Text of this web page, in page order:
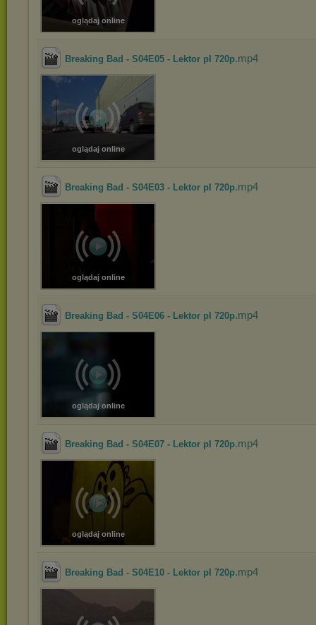
oglądaj online
Breaking Bad - S04E05 - Lektor pl 720p.mp4
oglądaj online
Breaking Bad - S04E03 - Lektor pl 720p.mp4
oglądaj online
Breaking Bad - S04E06 - Lektor pl 720p.mp4
oglądaj online
Breaking Bad - S04E07 - Lektor pl 720p.mp4
oglądaj online
Breaking Bad - S04E10 - Lektor pl 720p.mp4